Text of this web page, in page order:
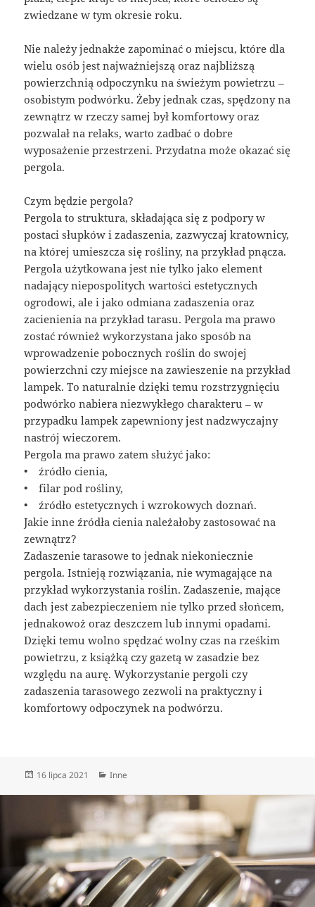
zwiedzane w tym okresie roku.
Nie należy jednakże zapominać o miejscu, które dla
wielu osób jest najważniejszą oraz najbliższą
powierzchnią odpoczynku na świeżym powietrzu –
osobistym podwórku. Żeby jednak czas, spędzony na
zewnątrz w rzeczy samej był komfortowy oraz
pozwalał na relaks, warto zadbać o dobre
wyposażenie przestrzeni. Przydatna może okazać się
pergola.
Czym będzie pergola?
Pergola to struktura, składająca się z podpory w
postaci słupków i zadaszenia, zazwyczaj kratownicy,
na której umieszcza się rośliny, na przykład pnącza.
Pergola użytkowana jest nie tylko jako element
nadający niepospolitych wartości estetycznych
ogrodowi, ale i jako odmiana zadaszenia oraz
zacienienia na przykład tarasu. Pergola ma prawo
zostać również wykorzystana jako sposób na
wprowadzenie pobocznych roślin do swojej
powierzchni czy miejsce na zawieszenie na przykład
lampek. To naturalnie dzięki temu rozstrzygnięciu
podwórko nabiera niezwykłego charakteru – w
przypadku lampek zapewniony jest nadzwyczajny
nastrój wieczorem.
Pergola ma prawo zatem służyć jako:
• źródło cienia,
• filar pod rośliny,
• źródło estetycznych i wzrokowych doznań.
Jakie inne źródła cienia należałoby zastosować na
zewnątrz?
Zadaszenie tarasowe to jednak niekoniecznie
pergola. Istnieją rozwiązania, nie wymagające na
przykład wykorzystania roślin. Zadaszenie, mające
dach jest zabezpieczeniem nie tylko przed słońcem,
jednakowoż oraz deszczem lub innymi opadami.
Dzięki temu wolno spędzać wolny czas na rześkim
powietrzu, z książką czy gazetą w zasadzie bez
względu na aurę. Wykorzystanie pergoli czy
zadaszenia tarasowego zezwoli na praktyczny i
komfortowy odpoczynek na podwórzu.
Data
16 lipca 2021 Kategorie
Inne